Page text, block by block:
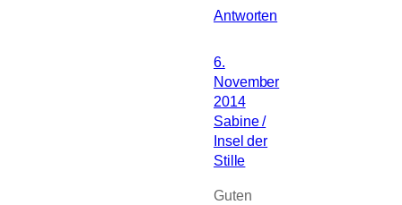
Antworten
6.
November
2014
Sabine /
Insel der
Stille
Guten